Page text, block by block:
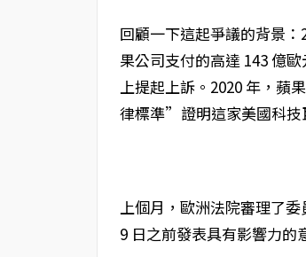
回顧一下這起爭議的背景
果公司支付的高達 143 億
上提起上訴。2020 年，蘋
律標準”證明這家美國科技
上個月，歐洲法院審理了
9 日之前發表具有影響力的